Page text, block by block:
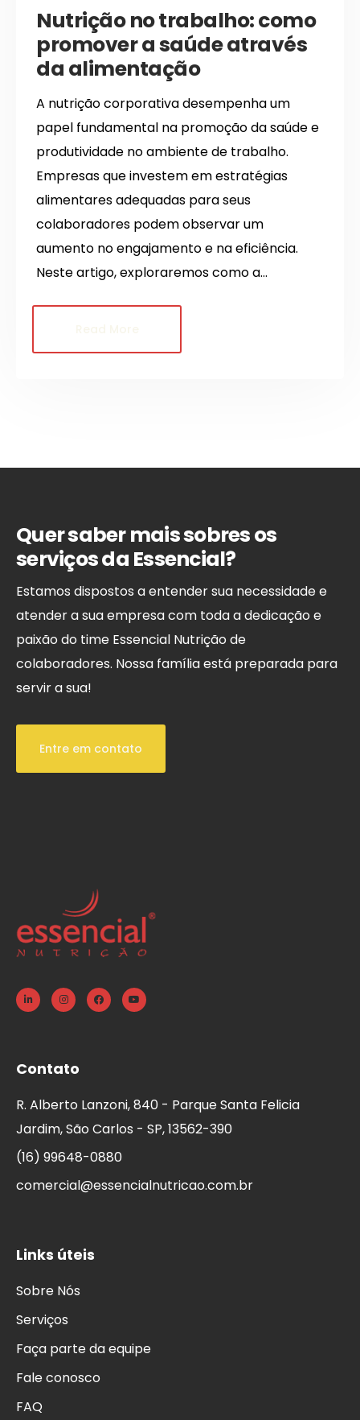
Nutrição no trabalho: como
promover a saúde através
da alimentação
A nutrição corporativa desempenha um
papel fundamental na promoção da saúde e
produtividade no ambiente de trabalho.
Empresas que investem em estratégias
alimentares adequadas para seus
colaboradores podem observar um
aumento no engajamento e na eficiência.
Neste artigo, exploraremos como a…
Quer saber mais sobres os
serviços da Essencial?
Estamos dispostos a entender sua necessidade e
atender a sua empresa com toda a dedicação e
paixão do time Essencial Nutrição de
colaboradores. Nossa família está preparada para
servir a sua!
Entre em contato
Contato
R. Alberto Lanzoni, 840 - Parque Santa Felicia
Jardim, São Carlos - SP, 13562-390
(16) 99648-0880
comercial@essencialnutricao.com.br
Links úteis
Sobre Nós
Serviços
Faça parte da equipe
Fale conosco
FAQ